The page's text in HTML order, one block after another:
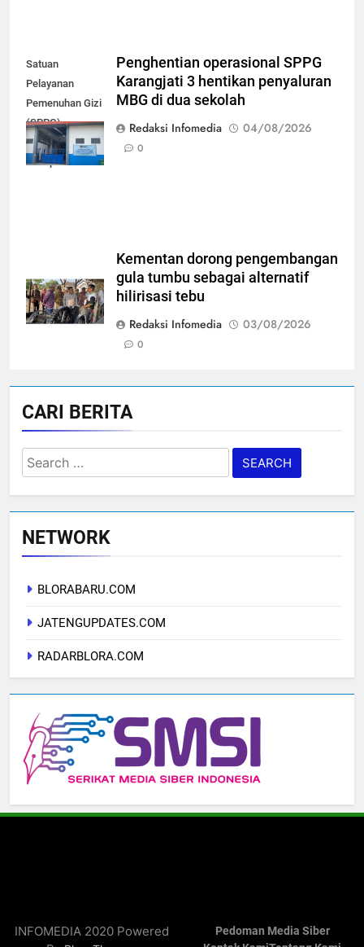
Satuan
Pelayanan
Pemenuhan Gizi
(SPPG)
Karangjati 3 di
Kabupaten Blora
Penghentian operasional SPPG
Karangjati 3 hentikan penyaluran
MBG di dua sekolah
Redaksi Infomedia
04/08/2026
0
Kementan dorong pengembangan
gula tumbu sebagai alternatif
hilirisasi tebu
Redaksi Infomedia
03/08/2026
0
CARI BERITA
Search
for:
NETWORK
BLORABARU.COM
JATENGUPDATES.COM
RADARBLORA.COM
INFOMEDIA 2020 Powered
Pedoman Media Siber